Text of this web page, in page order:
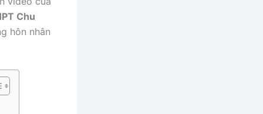
Chu
hôn nhân